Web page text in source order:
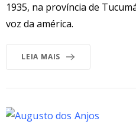
1935, na província de
voz da américa.
LEIA MAIS